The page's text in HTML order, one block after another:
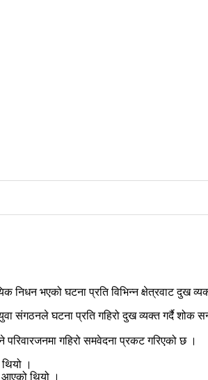
भएको घटना प्रति विभिन्न क्षेत्रवाट दुख
संगठनले घटना प्रति गहिरो दुख व्यक्त गर्दै शोक
गहिरो समवेदना प्रकट गरिएको छ ।
।
आएको थियो ।